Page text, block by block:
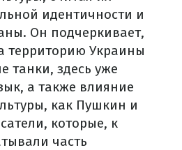
идентичности и
Он подчеркивает,
территорию Украины
танки, здесь уже
а также влияние
как Пушкин и
которые, к
часть